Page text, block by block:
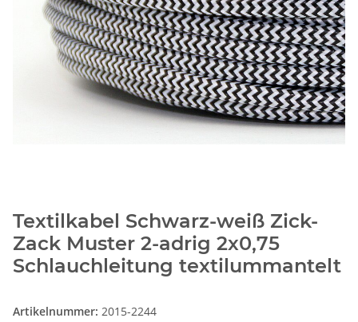
Textilkabel Schwarz-weiß Zick-
Zack Muster 2-adrig 2x0,75
Schlauchleitung textilummantelt
Artikelnummer: 2015-2244